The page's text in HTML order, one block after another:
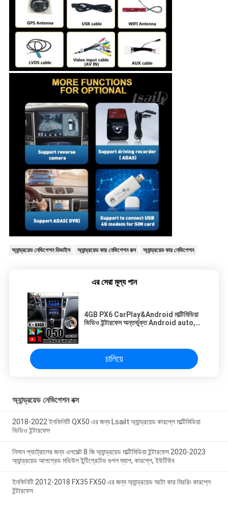
অ্যান্ড্রয়েড নেভিগেশন ডিভাইস অ্যান্ড্রয়েড কার নেভিগেশন বক্স অ্যান্ড্রয়েড কার নেভিগেশন
এর সেরা মূল্য পান
4GB PX6 CarPlay&Android মাল্টিমিডিয়া
ভিডিও ইন্টারফেস অন্তর্ভুক্ত Android auto,
চালিয়ে
অ্যান্ড্রয়েড নেভিগেশন বক্স
2018-2022 ইনফিনিটি QX50 এর জন্য Lsailt অ্যান্ড্রয়েড কারপ্লে মাল্টিমিডিয়া
ভিডিও ইন্টারফেস
নিসান প্যাট্রোলের জন্য এলসেল্ট 8 জি অ্যান্ড্রয়েড মাল্টিমিডিয়া ইন্টারফেস 2020-2023
অ্যান্ড্রয়েড আপগ্রেড মডিউল ইন্টিগ্রেটেড গুগল ম্যাপ, কারপ্লে, ইউটিউব
ইনফিনিটি 2012-2018 FX35 FX50 এর জন্য অ্যান্ড্রয়েড অটো কার মিররিং কারপ্লে
ইন্টারফেস